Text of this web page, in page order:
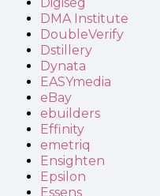
DMA Institute
DoubleVerify
Dstillery
Dynata
EASYmedia
eBay
ebuilders
Effinity
emetriq
Ensighten
Epsilon
Essens